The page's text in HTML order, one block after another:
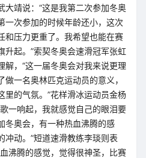
大靖说：“这是我第二次参加冬奥
一次参加的时候年龄还小，这次
和压力更重了。我希望也能在赛
升起。”索契冬奥会速滑冠军张虹
解，“这一届冬奥会对我来说更理
一名奥林匹克运动员的意义，
里的气氛。”花样滑冰运动员金杨
一响起，我就感觉自己的眼泪要
冬奥会，有一种热血沸腾的感
冲动。”短道速滑教练李琰则表
沸腾的感觉，觉得很神圣，比赛